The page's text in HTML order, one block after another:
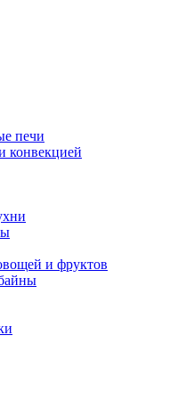
печи
конвекцией
и фруктов